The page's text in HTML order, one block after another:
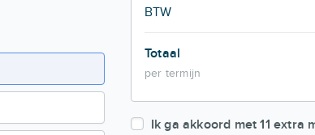
BTW
Totaal
per termijn
Ik ga akkoord met 11 extra